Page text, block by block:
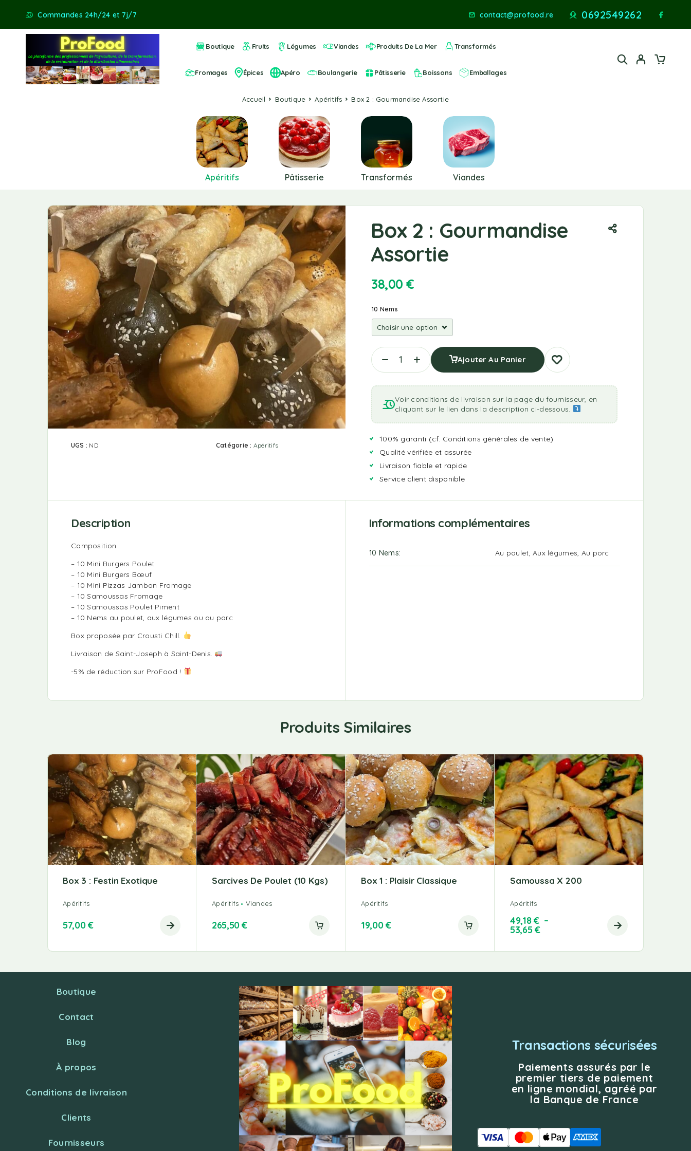
Commandes 24h/24 et 7j/7 contact@profood.re 0692549262
Boutique Fruits Légumes Viandes Produits De La Mer Transformés
Fromages Épices Apéro Boulangerie Pâtisserie Boissons Emballages
Accueil Boutique Apéritifs Box 2 : Gourmandise Assortie
Apéritifs Pâtisserie Transformés Viandes
UGS : ND Catégorie : Apéritifs
Box 2 : Gourmandise
Assortie
38,00 €
10 Nems
Ajouter Au Panier
Voir conditions de livraison sur la page du fournisseur, en
cliquant sur le lien dans la description ci-dessous.
100% garanti (cf. Conditions générales de vente)
Qualité vérifiée et assurée
Livraison fiable et rapide
Service client disponible
Description
Composition :
– 10 Mini Burgers Poulet
– 10 Mini Burgers Bœuf
– 10 Mini Pizzas Jambon Fromage
– 10 Samoussas Fromage
– 10 Samoussas Poulet Piment
– 10 Nems au poulet, aux légumes ou au porc
Box proposée par Crousti Chill.
Livraison de Saint-Joseph à Saint-Denis.
-5% de réduction sur ProFood !
Informations complémentaires
10 Nems Au poulet, Aux légumes, Au porc
Produits Similaires
Box 3 : Festin Exotique
Apéritifs
57,00€
Sarcives De Poulet (10 Kgs)
Apéritifs Viandes
265,50€
Box 1 : Plaisir Classique
Apéritifs
19,00€
Samoussa X 200
Apéritifs
49,18€ –
53,65€
Boutique
Contact
Blog
À propos
Conditions de livraison
Clients
Fournisseurs
Transactions sécurisées
Paiements assurés par le
premier tiers de paiement
en ligne mondial, agréé par
la Banque de France